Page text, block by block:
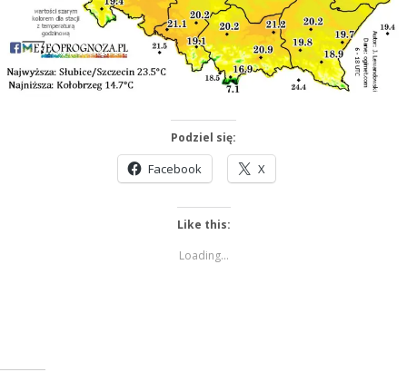
Podziel się:
Facebook X
Like this:
Loading...